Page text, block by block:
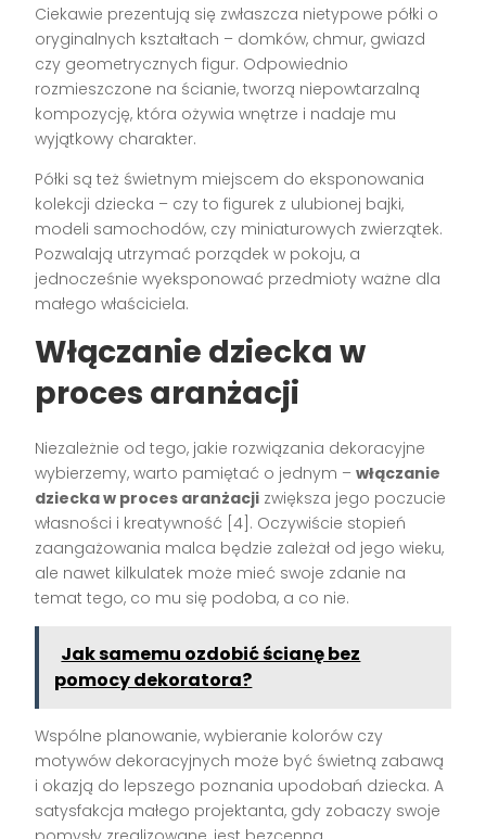
Ciekawie prezentują się zwłaszcza nietypowe półki o
oryginalnych kształtach – domków, chmur, gwiazd
czy geometrycznych figur. Odpowiednio
rozmieszczone na ścianie, tworzą niepowtarzalną
kompozycję, która ożywia wnętrze i nadaje mu
wyjątkowy charakter.
Półki są też świetnym miejscem do eksponowania
kolekcji dziecka – czy to figurek z ulubionej bajki,
modeli samochodów, czy miniaturowych zwierzątek.
Pozwalają utrzymać porządek w pokoju, a
jednocześnie wyeksponować przedmioty ważne dla
małego właściciela.
Włączanie dziecka w
proces aranżacji
Niezależnie od tego, jakie rozwiązania dekoracyjne
wybierzemy, warto pamiętać o jednym –włączanie
dziecka w proces aranżacji zwiększa jego poczucie
własności i kreatywność [4]. Oczywiście stopień
zaangażowania malca będzie zależał od jego wieku,
ale nawet kilkulatek może mieć swoje zdanie na
temat tego, co mu się podoba, a co nie.
Jak samemu ozdobić ścianę bez
pomocy dekoratora?
Wspólne planowanie, wybieranie kolorów czy
motywów dekoracyjnych może być świetną zabawą
i okazją do lepszego poznania upodobań dziecka. A
satysfakcja małego projektanta, gdy zobaczy swoje